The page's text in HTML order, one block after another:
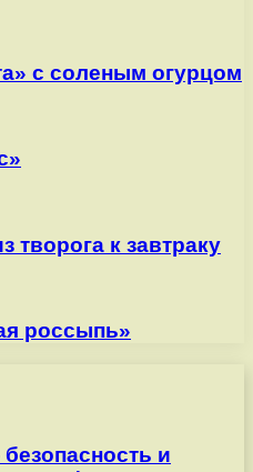
с соленым огурцом
творога к завтраку
россыпь»
и